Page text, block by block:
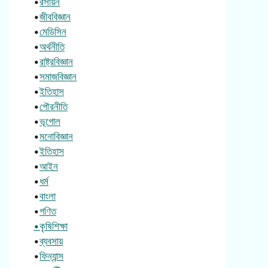
•জীববিজ্ঞান
•মেডিসিন
•অর্থনীতি
•রাষ্ট্রবিজ্ঞান
•সমাজবিজ্ঞান
•ইতিহাস
•পৌরনীতি
•ভূগোল
•মনোবিজ্ঞান
•ইতিহাস
•আইন
•ধর্ম
•বাংলা
•গণিত
•কৃষিশিক্ষা
•ব্যবসায়
•ফিন্যান্স